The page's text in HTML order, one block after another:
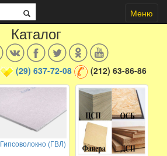
Меню
Каталог
(29) 637-72-08 (212) 63-86-86
Гипсоволокно (ГВЛ)